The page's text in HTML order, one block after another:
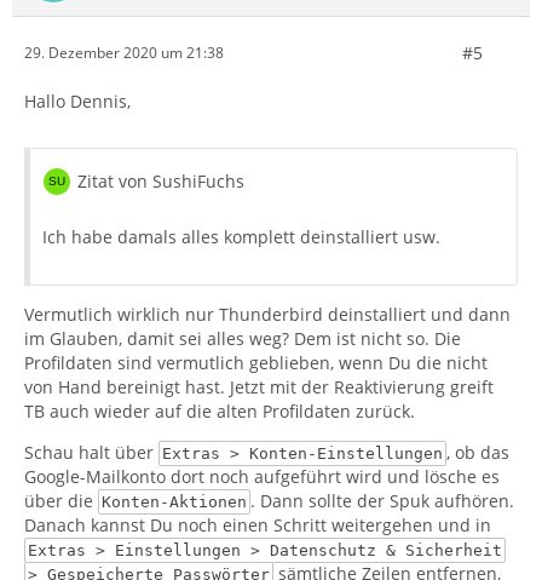
29. Dezember 2020 um 21:38 #5
Hallo Dennis,
Zitat von SushiFuchs
Ich habe damals alles komplett deinstalliert usw.
Vermutlich wirklich nur Thunderbird deinstalliert und dann
im Glauben, damit sei alles weg? Dem ist nicht so. Die
Profildaten sind vermutlich geblieben, wenn Du die nicht
von Hand bereinigt hast. Jetzt mit der Reaktivierung greift
TB auch wieder auf die alten Profildaten zurück.
Schau halt über Extras > Konten-Einstellungen , ob das
Google-Mailkonto dort noch aufgeführt wird und lösche es
über die Konten-Aktionen . Dann sollte der Spuk aufhören.
Danach kannst Du noch einen Schritt weitergehen und in
Extras > Einstellungen > Datenschutz & Sicherheit
> Gespeicherte Passwörter sämtliche Zeilen entfernen,